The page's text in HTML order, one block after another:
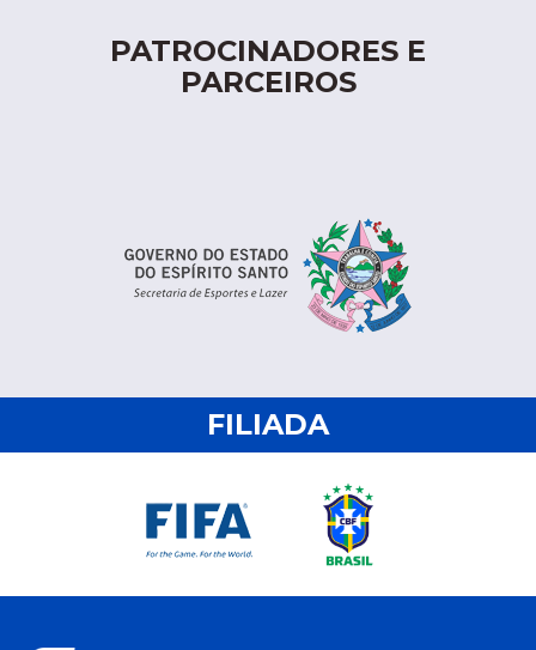
PATROCINADORES E
PARCEIROS
FILIADA